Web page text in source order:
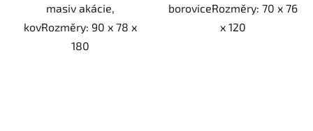
masiv akácie,
kovRozměry: 90 x 78 x
180
boroviceRozměry: 70 x 76
x 120